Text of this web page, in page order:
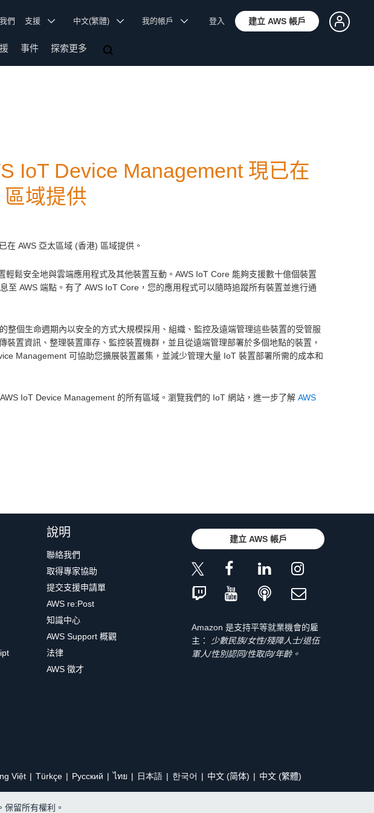
們 支援 中文(繁體) 我的帳戶 登入 建立 AWS 帳戶
事件 探索更多
IoT Device Management 現已在
域提供
在 AWS 亞太區域 (香港) 區域提供。
輕鬆安全地與雲端應用程式及其他裝置互動。AWS IoT Core 能夠支援數十億個裝置
至 AWS 端點。有了 AWS IoT Core，您的應用程式可以隨時追蹤所有裝置並進行通
整個生命週期內以安全的方式大規模採用、組織、監控及遠端管理這些裝置的受管服
置資訊、整理裝置庫存、監控裝置機群，並且從遠端管理部署於多個地點的裝置，
Management 可協助您擴展裝置叢集，並減少管理大量 IoT 裝置部署所需的成本和
IoT Device Management 的所有區域。瀏覽我們的 IoT 網站，進一步了解 AWS
說明
聯絡我們
取得專家協助
提交支援申請單
AWS re:Post
知識中心
AWS Support 概觀
法律
AWS 徵才
建立 AWS 帳戶
Amazon 是支持平等就業機會的雇
主：
少數民族/女性/殘障人士/退伍
軍人/性別認同/性取向/年齡。
Việt Türkçe Ρусский ไทย 日本語 한국어 中文 (简体) 中文 (繁體)
留所有權利。